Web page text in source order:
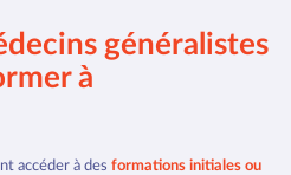
généralistes
à
accéder à des formations initiales ou